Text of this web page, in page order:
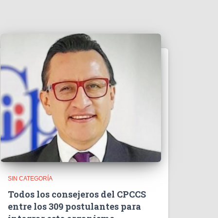
SIN CATEGORÍA
Todos los consejeros del CPCCS
entre los 309 postulantes para